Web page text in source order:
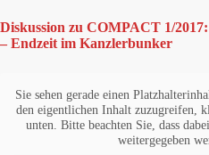
Diskussion zu COMPACT 1/
– Endzeit im Kanzlerbunker
Sie sehen gerade einen
den eigentlichen Inhalt zuzugreifen,
unten. Bitte beachten Sie, dass
weitergegeben